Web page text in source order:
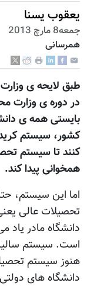
یعقوب یسنا
جمعه8 مارچ 2013
همرسانی
طبق لایحه ی
در دوره ی وزارت
بایستی همه ی
کشور، سیستم
کنند تا سیستم
همخوانی پیدا کند.
اما این سیستم،
تحصیلات عالی
دانشگاه مادر
است. سیستم
هنوز سیستم
دانشگاه های